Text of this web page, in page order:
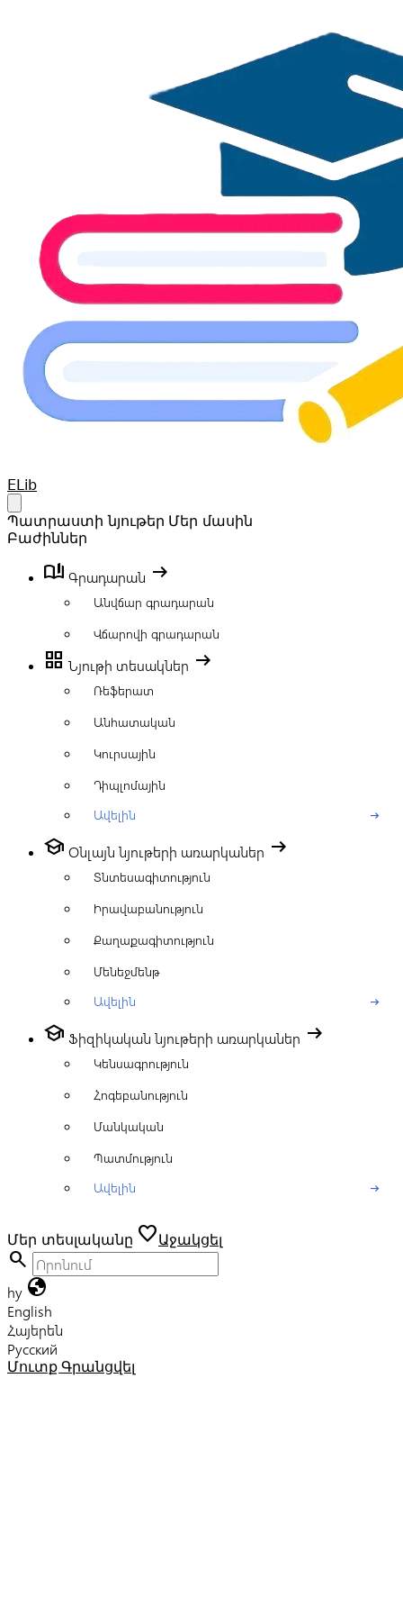
Your Company
ELib
Պատրաստի նյութեր Մեր մասին
Բաժիններ
book_ribbon Գրադարան arrow_right_alt
Անվճար գրադարան
Վճարովի գրադարան
grid_view Նյութի տեսակներ arrow_right_alt
Ռեֆերատ
Անհատական
Կուրսային
Դիպլոմային
Ավելին
arrow_right_alt
school Օնլայն նյութերի առարկաներ arrow_right_alt
Տնտեսագիտություն
Իրավաբանություն
Քաղաքագիտություն
Մենեջմենթ
Ավելին
arrow_right_alt
school Ֆիզիկական նյութերի առարկաներ arrow_right_alt
Կենսագրություն
Հոգեբանություն
Մանկական
Պատմություն
Ավելին
arrow_right_alt
Մեր տեսլականը favoriteԱջակցել
search
hy globe
English
Հայերեն
Русский
Մուտք Գրանցվել